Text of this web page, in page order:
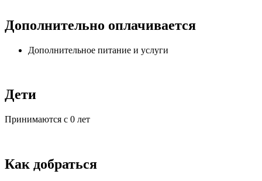
Дополнительно оплачивается
Дополнительное питание и услуги
Дети
Принимаются с 0 лет
Как добраться